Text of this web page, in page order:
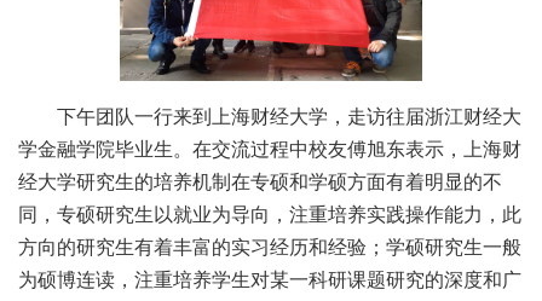
下午团队一行来到上海财经大学，走访往届浙江财经大
学金融学院毕业生。在交流过程中校友傅旭东表示，上海财
经大学研究生的培养机制在专硕和学硕方面有着明显的不
同，专硕研究生以就业为导向，注重培养实践操作能力，此
方向的研究生有着丰富的实习经历和经验；学硕研究生一般
为硕博连读，注重培养学生对某一科研课题研究的深度和广